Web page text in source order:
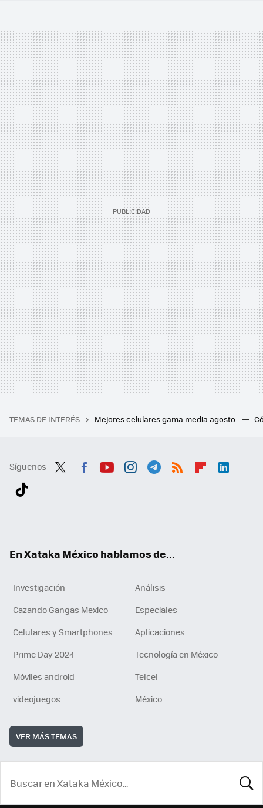
TEMAS DE INTERÉS Mejores celulares gama media agosto
Síguenos
En Xataka México hablamos de...
Investigación
Análisis
Cazando Gangas Mexico
Especiales
Celulares y Smartphones
Aplicaciones
Prime Day 2024
Tecnología en México
Móviles android
Telcel
videojuegos
México
VER MÁS TEMAS